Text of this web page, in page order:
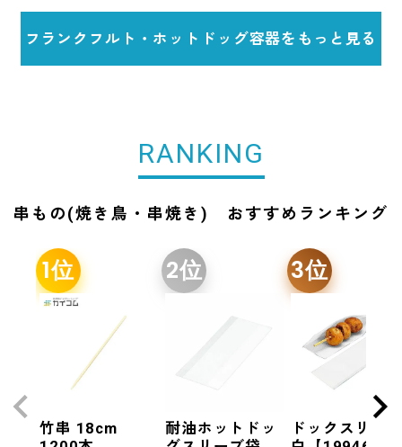
フランクフルト・ホットドッグ容器をもっと見る
RANKING
串もの(焼き鳥・串焼き) おすすめランキング
竹串 18cm
1200本
耐油ホットドッ
グスリーブ袋
ドックスリーブ
白【199463B